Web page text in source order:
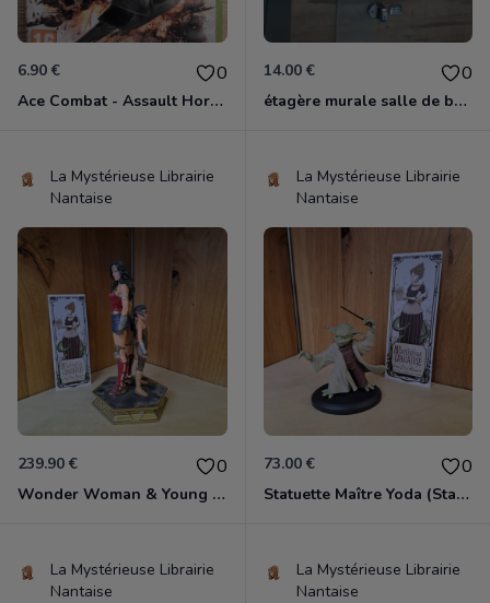
6.90 € 0
Ace Combat - Assault Horizon Xbox 360
14.00 € 0
étagère murale salle de bain
La Mystérieuse Librairie
Nantaise
239.90 € 0
Wonder Woman & Young Diana (tirée de "Wonder Woman 1984")
La Mystérieuse Librairie
Nantaise
73.00 € 0
Statuette Maître Yoda (Star Wars).
La Mystérieuse Librairie
Nantaise
La Mystérieuse Librairie
Nantaise